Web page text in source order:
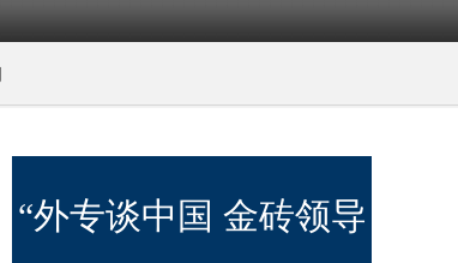
“外专谈中国 金砖领导